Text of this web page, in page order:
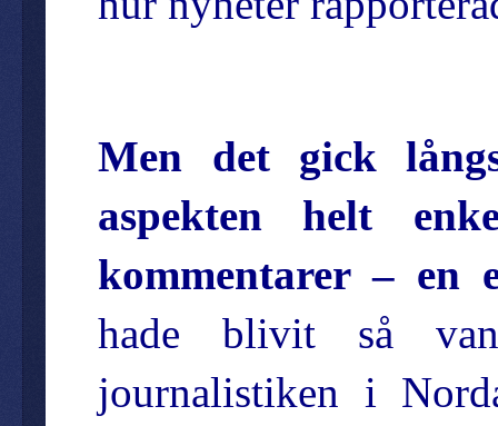
Men det gick
aspekten helt
kommentarer – en
hade blivit så van
journalistiken i